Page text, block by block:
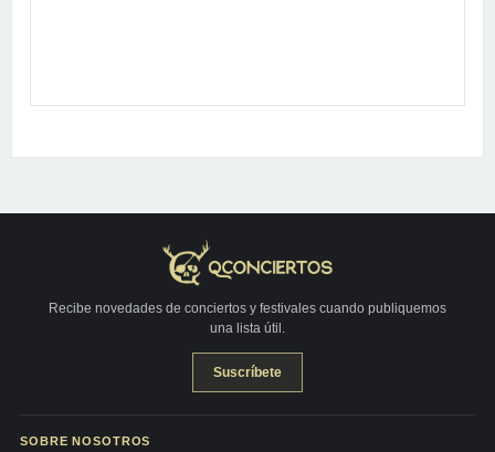
Recibe novedades de conciertos y festivales cuando publiquemos
una lista útil.
Suscríbete
SOBRE NOSOTROS